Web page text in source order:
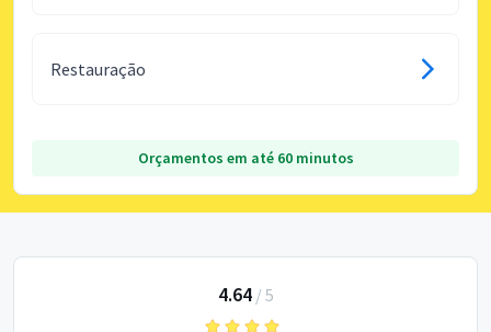
Restauração
Orçamentos em até 60 minutos
4.64/ 5